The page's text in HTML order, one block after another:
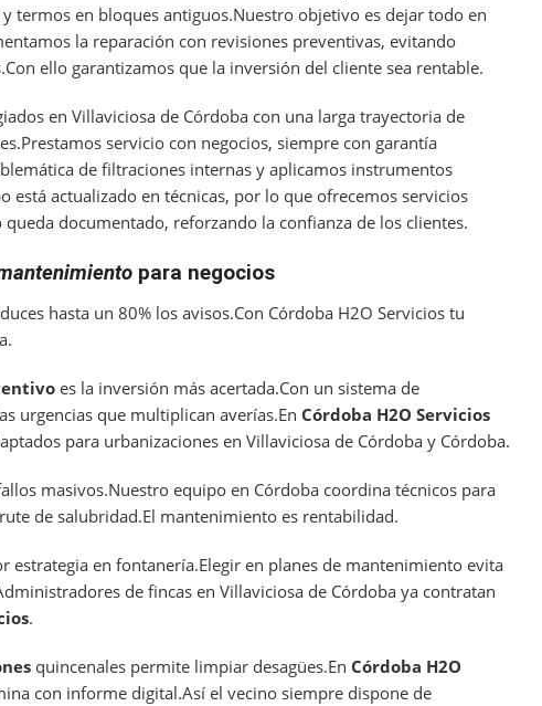
termos en bloques antiguos.Nuestro objetivo es dejar todo en
la reparación con revisiones preventivas, evitando
ello garantizamos que la inversión del cliente sea rentable.
en Villaviciosa de Córdoba con una larga trayectoria de
servicio con negocios, siempre con garantía
de filtraciones internas y aplicamos instrumentos
está actualizado en técnicas, por lo que ofrecemos servicios
queda documentado, reforzando la confianza de los clientes.
para negocios
hasta un 80% los avisos.Con Córdoba H2O Servicios tu
es la inversión más acertada.Con un sistema de
urgencias que multiplican averías.En Córdoba H2O Servicios
para urbanizaciones en Villaviciosa de Córdoba y Córdoba.
masivos.Nuestro equipo en Córdoba coordina técnicos para
de salubridad.El mantenimiento es rentabilidad.
estrategia en fontanería.Elegir en planes de mantenimiento evita
de fincas en Villaviciosa de Córdoba ya contratan
.
quincenales permite limpiar desagües.En Córdoba H2O
con informe digital.Así el vecino siempre dispone de